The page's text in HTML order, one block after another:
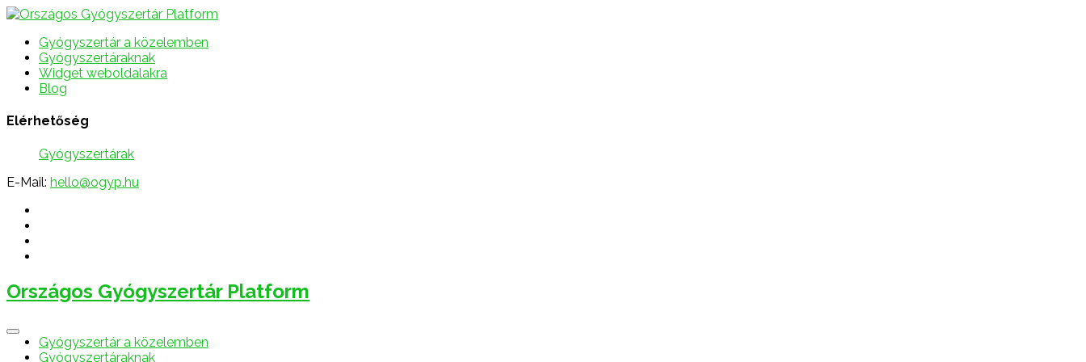
Gyógyszertár a közelemben
Gyógyszertáraknak
Widget weboldalakra
Blog
Elérhetőség
Gyógyszertárak
E-Mail: hello@ogyp.hu
Országos Gyógyszertár Platform
Gyógyszertár a közelemben
Gyógyszertáraknak